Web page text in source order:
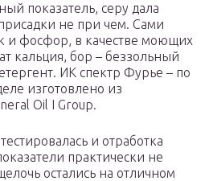
показатель, серу дала
не при чем. Сами
и фосфор, в качестве моющих
кальция, бор – беззольный
ИК спектр Фурье – по
изготовлено из
Oil I Group.
и отработка
практически не
остались на отличном